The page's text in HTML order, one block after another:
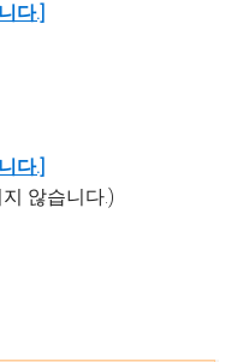
다.]
다.]
않습니다.)